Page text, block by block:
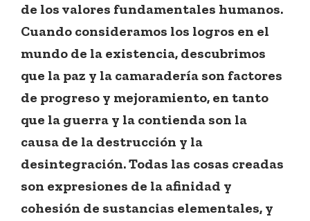
de los valores fundamentales humanos.
Cuando consideramos los logros en el
mundo de la existencia, descubrimos
que la paz y la camaradería son factores
de progreso y mejoramiento, en tanto
que la guerra y la contienda son la
causa de la destrucción y la
desintegración. Todas las cosas creadas
son expresiones de la afinidad y
cohesión de sustancias elementales, y